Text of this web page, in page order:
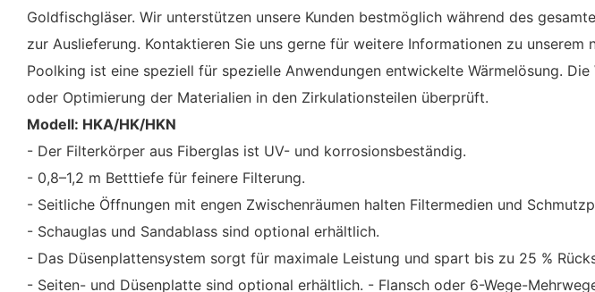
Goldfischgläser. Wir unterstützen unsere Kunden bestmöglich während des
zur Auslieferung. Kontaktieren Sie uns gerne für weitere Informationen zu
Poolking ist eine speziell für spezielle Anwendungen entwickelte Wärmelösung.
oder Optimierung der Materialien in den Zirkulationsteilen überprüft.
Modell: HKA/HK/HKN
- Der Filterkörper aus Fiberglas ist UV- und korrosionsbeständig.
- 0,8–1,2 m Betttiefe für feinere Filterung.
- Seitliche Öffnungen mit engen Zwischenräumen halten Filtermedien und
- Schauglas und Sandablass sind optional erhältlich.
- Das Düsenplattensystem sorgt für maximale Leistung und spart bis zu 25 %
- Seiten- und Düsenplatte sind optional erhältlich. - Flansch oder 6-Wege-